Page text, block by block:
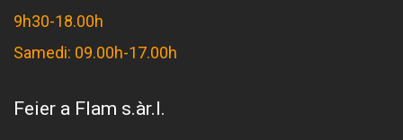
9h30-18.00h
Samedi: 09.00h-17.00h
Feier a Flam s.àr.l.